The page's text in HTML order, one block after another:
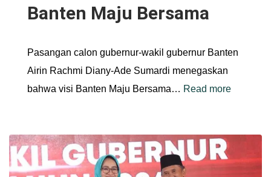
Banten Maju Bersama
Pasangan calon gubernur-wakil gubernur Banten
Airin Rachmi Diany-Ade Sumardi menegaskan
bahwa visi Banten Maju Bersama… Read more